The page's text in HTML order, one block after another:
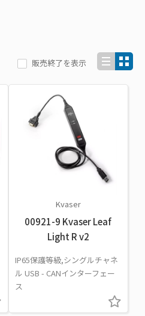
販売終了を表示
Kvaser
00921-9 Kvaser Leaf
Light R v2
IP65保護等級,シングルチャネ
ル USB - CANインターフェー
ス